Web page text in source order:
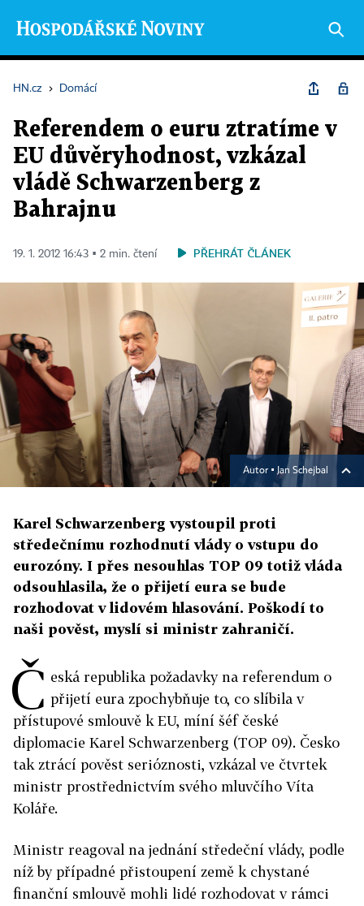
HN.cz › Domácí
Referendem o euru ztratíme v
EU důvěryhodnost, vzkázal
vládě Schwarzenberg z
Bahrajnu
19. 1. 2012 16:43 ▪ 2 min. čtení PŘEHRÁT ČLÁNEK
Autor ▪ Jan Schejbal
Karel Schwarzenberg vystoupil proti
středečnímu rozhodnutí vlády o vstupu do
eurozóny. I přes nesouhlas TOP 09 totiž vláda
odsouhlasila, že o přijetí eura se bude
rozhodovat v lidovém hlasování. Poškodí to
naši pověst, myslí si ministr zahraničí.
Č eská republika požadavky na referendum o
přijetí eura zpochybňuje to, co slíbila v
přístupové smlouvě k EU, míní šéf české
diplomacie Karel Schwarzenberg (TOP 09). Česko
tak ztrácí pověst serióznosti, vzkázal ve čtvrtek
ministr prostřednictvím svého mluvčího Víta
Koláře.
Ministr reagoval na jednání středeční vlády, podle
níž by případné přistoupení země k chystané
finanční smlouvě mohli lidé rozhodovat v rámci